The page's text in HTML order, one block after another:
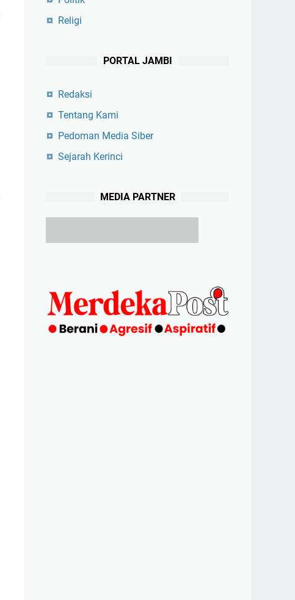
Religi
PORTAL JAMBI
Redaksi
Tentang Kami
Pedoman Media Siber
Sejarah Kerinci
MEDIA PARTNER